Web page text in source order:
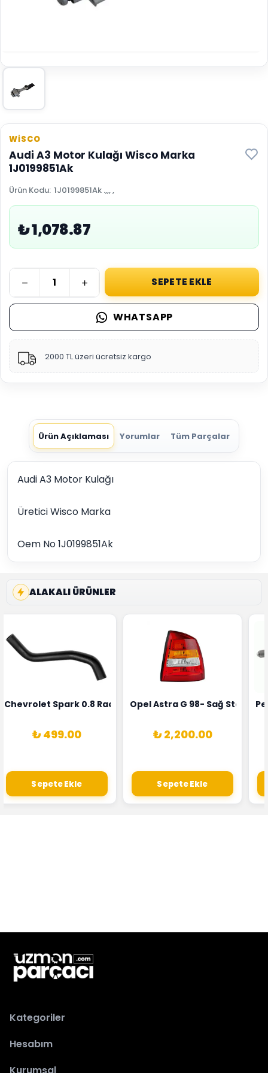
WİSCO
Audi A3 Motor Kulağı Wisco Marka
1J0199851Ak
Ürün Kodu: 1J0199851Ak .,,, ,
₺ 1,078.87
SEPETE EKLE
WHATSAPP
2000 TL üzeri ücretsiz kargo
Ürün Açıklaması Yorumlar Tüm Parçalar
Audi A3 Motor Kulağı
Üretici Wisco Marka
Oem No 1J0199851Ak
ALAKALI ÜRÜNLER
1628HN-0258010081
Alternatörü Valeo Marka 05E903018G
Chevrolet Spark 0.8 Radyatör Üst Hortumu Rapro Marka
₺ 499.00
Sepete Ekle
Opel Astra G 98- Sağ Stop
₺ 2,200.00
Sepete Ekle
Kategoriler
Hesabım